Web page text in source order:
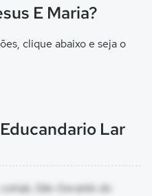
E Maria?
clique abaixo e seja o
Lar
São Geraldo do